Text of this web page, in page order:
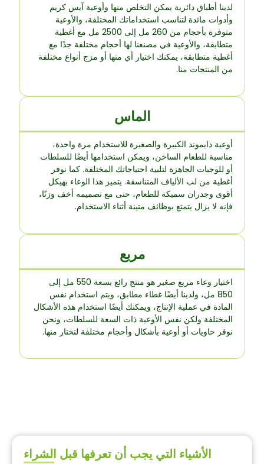
لدينا أطباق دائرية يمكن التخلص منها وأوعية آيس كريم
وأدوات مائدة لتناسب استخداماتك المختلفة، والأوعية
متوفرة بأحجام من 260 مل إلى 2500 مل مع أغطية
متطابقة، والأوعية في مصنعنا لها أحجام مختلفة جدًا مع
أغطية متطابقة، يمكنك اختيار أي منها أو مزج أنواع مختلفة
من المنتجات منا.
الماس
أوعية دايموند الكبيرة والصغيرة للاستخدام مرة واحدة،
مناسبة للطعام الساخن، ويمكن استخدامها أيضًا للسلطات
أو للوجبات الجاهزة لتلبية احتياجاتك المختلفة. كما نوفر
أغطية من لب الألياف المتناسقة. يتميز هذا الوعاء بهيكل
أقوى وجدران سميكة للطعام، حتى مع تصميمه أخف وزنًا،
فإنه لا يزال يتمتع بوظائف متينة أثناء الاستخدام.
مربع
اختيار وعاء مربع صغير هو منتج رائع بسعة 550 مل إلى
850 مل، ولدينا أيضًا غطاء مطابق، ويتم استخدام نفس
المادة في عملية الإنتاج، ويمكنك أيضًا استخدام هذه الأشكال
المختلفة ولكن نفس الأوعية ذات السعة للسلطات، ونحن
نوفر حاويات أو أوعية بأشكال وأحجام مختلفة لتختار منها.
الأشياء التي يجب أن تعرفها قبل الشراء